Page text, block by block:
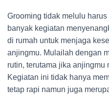
Grooming tidak melulu
banyak kegiatan
di rumah untuk menjaga
anjingmu. Mulailah dengan
rutin, terutama jika
Kegiatan ini tidak hanya
tetap rapi namun juga